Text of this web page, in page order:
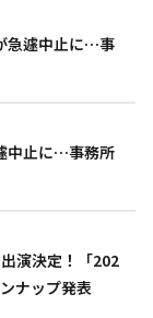
急遽中止に…事
中止に…事務所
演決定！「202
ナップ発表